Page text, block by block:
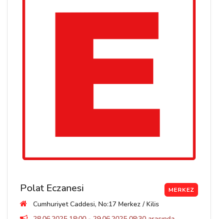
Polat Eczanesi MERKEZ
Cumhuriyet Caddesi, No:17 Merkez / Kilis